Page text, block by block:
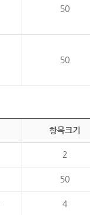
50
50
항목크기
2
50
4